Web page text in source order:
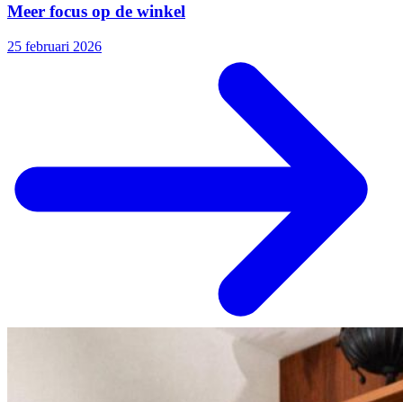
Meer focus op de winkel
25 februari 2026